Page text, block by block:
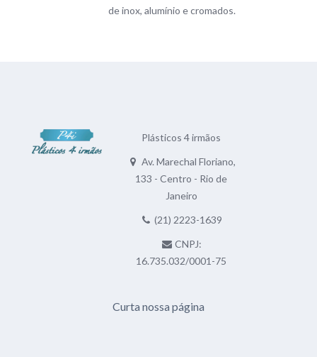
de inox, alumínio e cromados.
Plásticos 4 irmãos
Av. Marechal Floriano,
133 - Centro - Rio de
Janeiro
(21) 2223-1639
CNPJ:
16.735.032/0001-75
Curta nossa página